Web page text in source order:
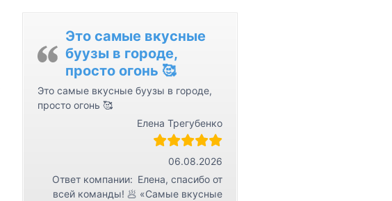
u
m
e
n
u
o
о
н
Это самые вкусные
буузы в городе,
просто огонь 🥰
Это самые вкусные буузы в городе,
просто огонь 🥰
Елена Трегубенко
06.08.2026
Ответ компании: Елена, спасибо от
всей команды! 🥟 «Самые вкусные